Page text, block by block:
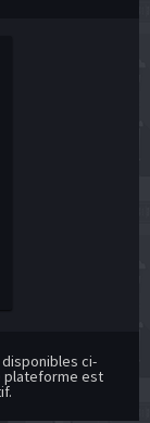
ci-
plateforme est